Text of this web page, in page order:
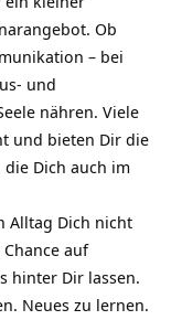
Ob
– bei
und
nähren. Viele
und bieten Dir die
Dich auch im
Alltag Dich nicht
auf
hinter Dir lassen.
Neues zu lernen.